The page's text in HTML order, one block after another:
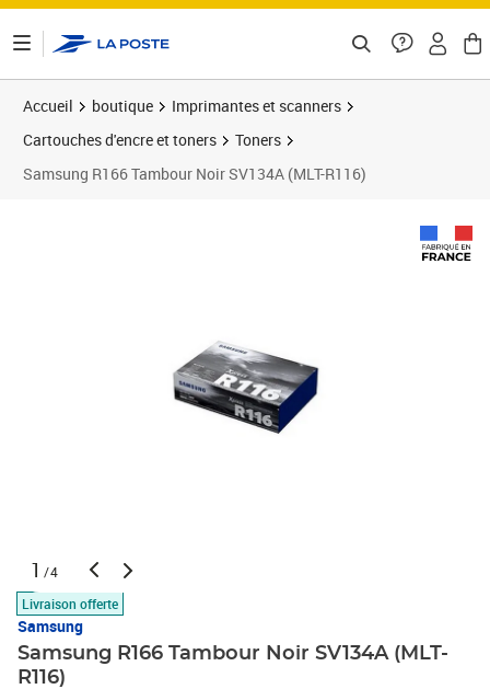
Accueil boutique
Imprimantes et scanners
Cartouches d'encre et toners
Toners
Samsung R166 Tambour Noir SV134A (MLT-R116)
1 /4
Livraison offerte
Samsung
Samsung R166 Tambour Noir SV134A (MLT-
R116)